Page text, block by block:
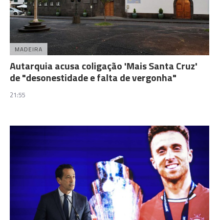
MADEIRA
Autarquia acusa coligação 'Mais Santa Cruz'
de "desonestidade e falta de vergonha"
21:55